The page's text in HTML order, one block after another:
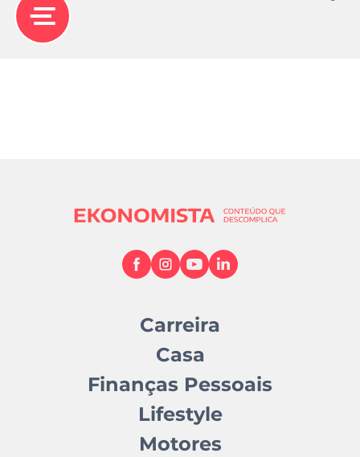
Carreira
Casa
Finanças Pessoais
Lifestyle
Motores